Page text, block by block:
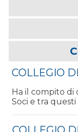
COLLEGIO
Ha il compito
Soci e tra questi